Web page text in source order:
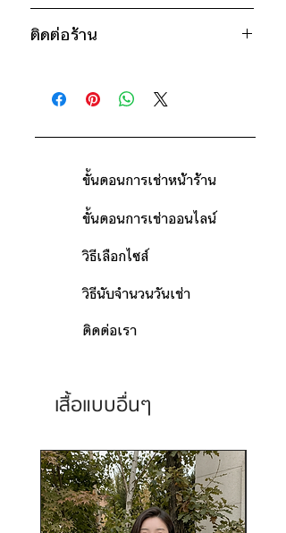
วันคืน)
ติดต่อร้านเพื่อสอบถามราคา
ติดต่อร้าน
ดูแผนที่ร้าน
ขั้นตอนการเช่าหน้าร้าน
ขั้นตอนการเช่าออนไลน์
วิธีเลือกไซส์
วิธีนับจำนวนวันเช่า
ติดต่อเรา
เสื้อแบบอื่นๆ